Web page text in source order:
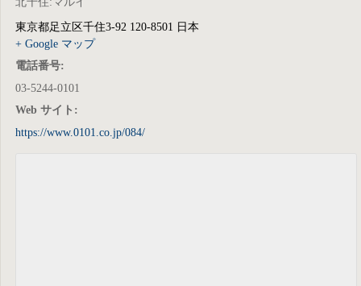
東京都足立区千住3-92 120-8501 日本
+ Google マップ
電話番号:
03-5244-0101
Web サイト:
https://www.0101.co.jp/084/